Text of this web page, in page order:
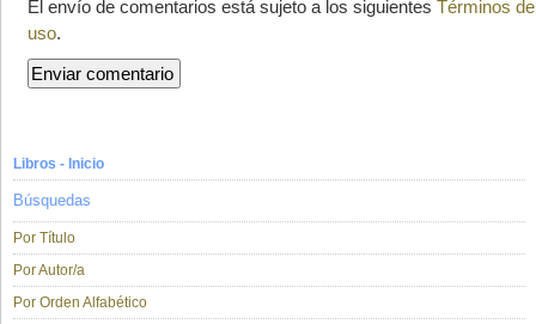
El envío de comentarios está sujeto a los siguientes Términos de
uso.
Libros - Inicio
Búsquedas
Por Título
Por Autor/a
Por Orden Alfabético